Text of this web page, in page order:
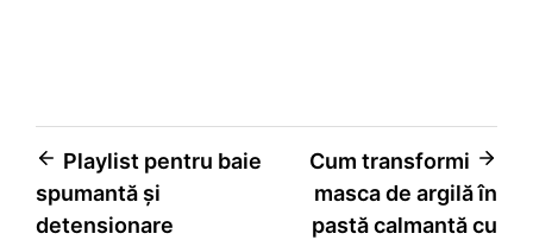
Navigare
în
Playlist pentru baie
spumantă și
detensionare
Cum transformi
masca de argilă în
pastă calmantă cu